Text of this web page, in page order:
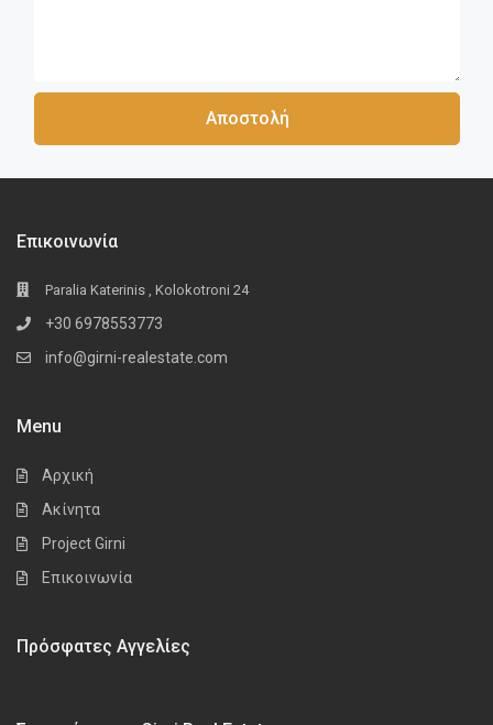
Αποστολή
Επικοινωνία
Paralia Katerinis , Kolokotroni 24
+30 6978553773
info@girni-realestate.com
Menu
Αρχική
Ακίνητα
Project Girni
Επικοινωνία
Πρόσφατες Αγγελίες